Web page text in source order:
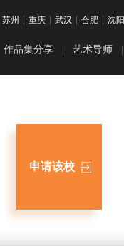
苏州 重庆 武汉 合肥 沈阳
作品集分享 艺术导师
申请该校